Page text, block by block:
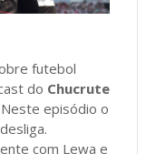
futebol
do Chucrute
Neste episódio o
com Lewa e